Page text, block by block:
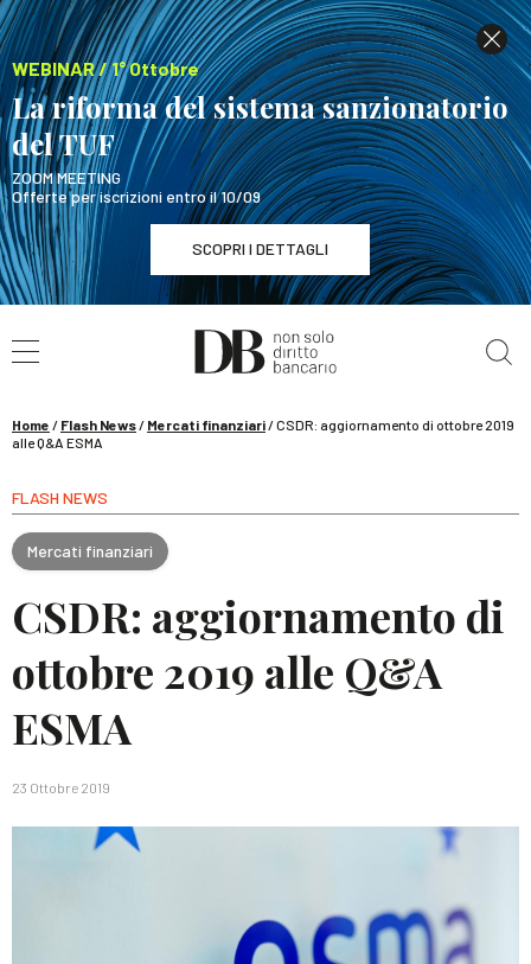
WEBINAR / 1° Ottobre
La riforma del sistema sanzionatorio
del TUF
ZOOM MEETING
Offerte per iscrizioni entro il 10/09
SCOPRI I DETTAGLI
WEBINAR / 1° Ottobre
La riforma del sistema sanzionatorio del TUF
Home / Flash News/ Mercati finanziari/CSDR: aggiornamento di ottobre 2019
alle Q&A ESMA
FLASH NEWS
Mercati finanziari
CSDR: aggiornamento di
ottobre 2019 alle Q&A
ESMA
23 Ottobre 2019